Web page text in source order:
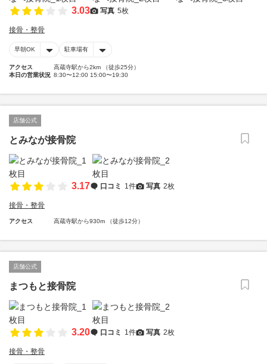
3.03 写真 5枚
接骨・整骨
早朝OK 駐車場有
アクセス
高蔵寺駅から2km （徒歩25分）
本日の営業状況 8:30〜12:00 15:00〜19:30
店舗公式
とみなが接骨院
3.17 口コミ 1件 写真 2枚
接骨・整骨
アクセス 高蔵寺駅から930m （徒歩12分）
店舗公式
まつもと接骨院
3.20 口コミ 1件 写真 2枚
接骨・整骨